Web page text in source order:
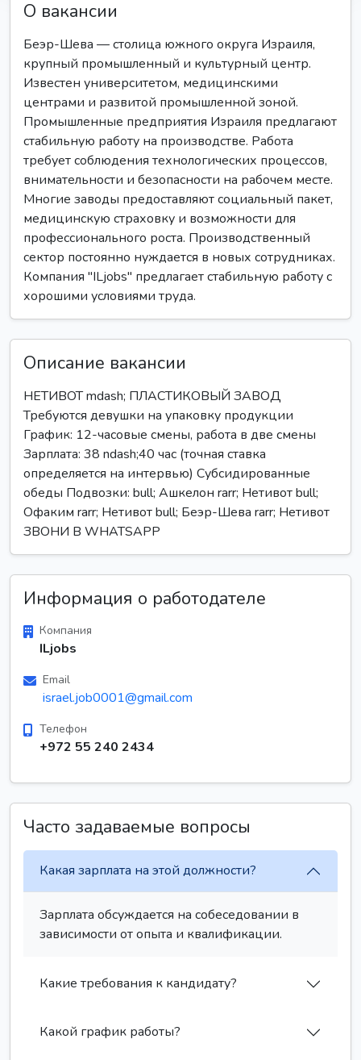
О вакансии
Беэр-Шева — столица южного округа Израиля,
крупный промышленный и культурный центр.
Известен университетом, медицинскими
центрами и развитой промышленной зоной.
Промышленные предприятия Израиля предлагают
стабильную работу на производстве. Работа
требует соблюдения технологических процессов,
внимательности и безопасности на рабочем месте.
Многие заводы предоставляют социальный пакет,
медицинскую страховку и возможности для
профессионального роста. Производственный
сектор постоянно нуждается в новых сотрудниках.
Компания "ILjobs" предлагает стабильную работу с
хорошими условиями труда.
Описание вакансии
НЕТИВОТ mdash; ПЛАСТИКОВЫЙ ЗАВОД
Требуются девушки на упаковку продукции
График: 12-часовые смены, работа в две смены
Зарплата: 38 ndash;40 час (точная ставка
определяется на интервью) Субсидированные
обеды Подвозки: bull; Ашкелон rarr; Нетивот bull;
Офаким rarr; Нетивот bull; Беэр-Шева rarr; Нетивот
ЗВОНИ В WHATSAPP
Информация о работодателе
Компания
ILjobs
Email
israel.job0001@gmail.com
Телефон
+972 55 240 2434
Часто задаваемые вопросы
Какая зарплата на этой должности?
Зарплата обсуждается на собеседовании в
зависимости от опыта и квалификации.
Какие требования к кандидату?
Какой график работы?